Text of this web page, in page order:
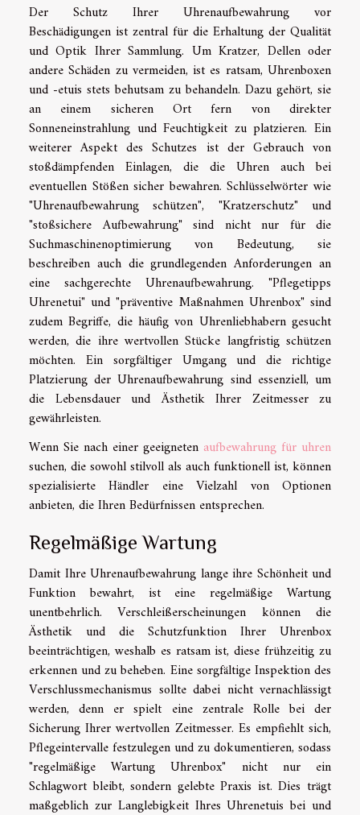
Der Schutz Ihrer Uhrenaufbewahrung vor
Beschädigungen ist zentral für die Erhaltung der Qualität
und Optik Ihrer Sammlung. Um Kratzer, Dellen oder
andere Schäden zu vermeiden, ist es ratsam, Uhrenboxen
und -etuis stets behutsam zu behandeln. Dazu gehört, sie
an einem sicheren Ort fern von direkter
Sonneneinstrahlung und Feuchtigkeit zu platzieren. Ein
weiterer Aspekt des Schutzes ist der Gebrauch von
stoßdämpfenden Einlagen, die die Uhren auch bei
eventuellen Stößen sicher bewahren. Schlüsselwörter wie
"Uhrenaufbewahrung schützen", "Kratzerschutz" und
"stoßsichere Aufbewahrung" sind nicht nur für die
Suchmaschinenoptimierung von Bedeutung, sie
beschreiben auch die grundlegenden Anforderungen an
eine sachgerechte Uhrenaufbewahrung. "Pflegetipps
Uhrenetui" und "präventive Maßnahmen Uhrenbox" sind
zudem Begriffe, die häufig von Uhrenliebhabern gesucht
werden, die ihre wertvollen Stücke langfristig schützen
möchten. Ein sorgfältiger Umgang und die richtige
Platzierung der Uhrenaufbewahrung sind essenziell, um
die Lebensdauer und Ästhetik Ihrer Zeitmesser zu
gewährleisten.
Wenn Sie nach einer geeigneten aufbewahrung für uhren
suchen, die sowohl stilvoll als auch funktionell ist, können
spezialisierte Händler eine Vielzahl von Optionen
anbieten, die Ihren Bedürfnissen entsprechen.
Regelmäßige Wartung
Damit Ihre Uhrenaufbewahrung lange ihre Schönheit und
Funktion bewahrt, ist eine regelmäßige Wartung
unentbehrlich. Verschleißerscheinungen können die
Ästhetik und die Schutzfunktion Ihrer Uhrenbox
beeinträchtigen, weshalb es ratsam ist, diese frühzeitig zu
erkennen und zu beheben. Eine sorgfältige Inspektion des
Verschlussmechanismus sollte dabei nicht vernachlässigt
werden, denn er spielt eine zentrale Rolle bei der
Sicherung Ihrer wertvollen Zeitmesser. Es empfiehlt sich,
Pflegeintervalle festzulegen und zu dokumentieren, sodass
"regelmäßige Wartung Uhrenbox" nicht nur ein
Schlagwort bleibt, sondern gelebte Praxis ist. Dies trägt
maßgeblich zur Langlebigkeit Ihres Uhrenetuis bei und